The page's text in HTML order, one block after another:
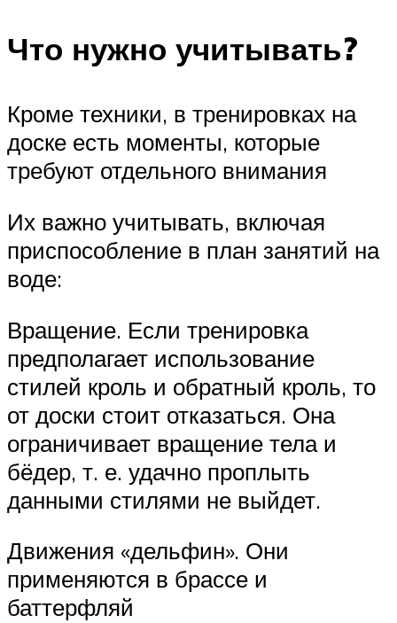
Что нужно учитывать?
Кроме техники, в тренировках на
доске есть моменты, которые
требуют отдельного внимания
Их важно учитывать, включая
приспособление в план занятий на
воде:
Вращение. Если тренировка
предполагает использование
стилей кроль и обратный кроль, то
от доски стоит отказаться. Она
ограничивает вращение тела и
бёдер, т. е. удачно проплыть
данными стилями не выйдет.
Движения «дельфин». Они
применяются в брассе и
баттерфляй